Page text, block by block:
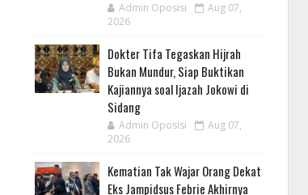
Admin Oposisi
Aug 07,
2026
Dokter Tifa Tegaskan Hijrah
Bukan Mundur, Siap Buktikan
Kajiannya soal Ijazah Jokowi di
Sidang
Admin Oposisi
Aug 07,
2026
Kematian Tak Wajar Orang Dekat
Eks Jampidsus Febrie Akhirnya